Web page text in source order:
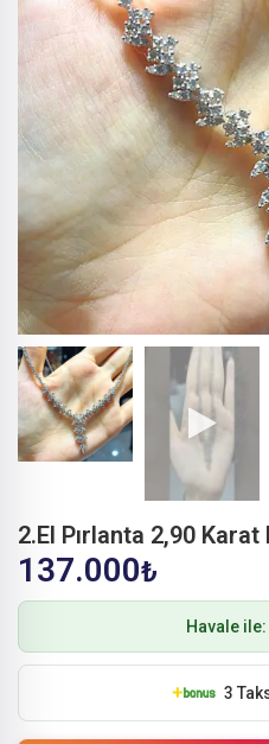
2.El Pırlanta 2,90
137.000₺
Havale ile:
3